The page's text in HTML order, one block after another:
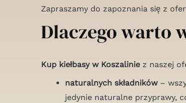
Zapraszamy do zapoznania się z
Dlaczego warto
Kup kiełbasy w Koszalinie z naszej
naturalnych składników–
jedynie naturalne przyprawy,